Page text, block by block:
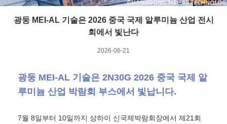
광둥 MEI-AL 기술은 2026 중국 국제 알루미늄 산업 전시
회에서 빛난다
2026-06-21
광둥 MEI-AL 기술은 2N30G 2026 중국 국제 알
루미늄 산업 박람회 부스에서 빛납니다.
7월 8일부터 10일까지 상하이 신국제박람회장에서 제21회